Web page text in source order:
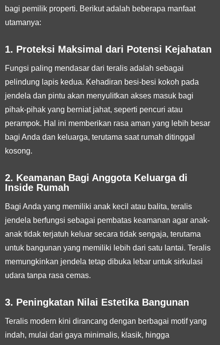
bagi pemilik properti. Berikut adalah beberapa manfaat
utamanya:
1. Proteksi Maksimal dari Potensi Kejahatan
Fungsi paling mendasar dari teralis adalah sebagai
pelindung lapis kedua. Kehadiran besi-besi kokoh pada
jendela dan pintu akan menyulitkan akses masuk bagi
pihak-pihak yang berniat jahat, seperti pencuri atau
perampok. Hal ini memberikan rasa aman yang lebih besar
bagi Anda dan keluarga, terutama saat rumah ditinggal
kosong.
2. Keamanan Bagi Anggota Keluarga di
Inside Rumah
Bagi Anda yang memiliki anak kecil atau balita, teralis
jendela berfungsi sebagai pembatas keamanan agar anak-
anak tidak terjatuh keluar secara tidak sengaja, terutama
untuk bangunan yang memiliki lebih dari satu lantai. Teralis
memungkinkan jendela tetap dibuka lebar untuk sirkulasi
udara tanpa rasa cemas.
3. Peningkatan Nilai Estetika Bangunan
Teralis modern kini dirancang dengan berbagai motif yang
indah, mulai dari gaya minimalis, klasik, hingga